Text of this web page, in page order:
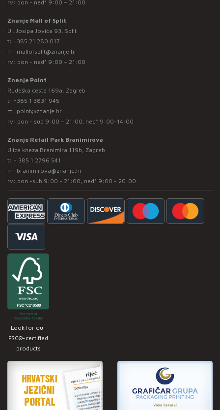
rv: pon - ned* 9:00 – 21:00
Znanje Mall of Split
Ul. Josipa Jovića 93, Split
t: +385 21 280 017
m: mallofsplit@znanje.hr
rv: pon - ned* 9:00 – 21:00
Znanje Point
Rudeška cesta 169a, Zagreb
t: +385 1 3831 945
m: point@znanje.hr
rv: pon - sub 9:00 – 21:00; ned* 9:00-14:00
Znanje Retail Park Branimirova
Ulica kneza Branimira 119b, Zagreb
t: + 385 1 2796 541
m: branimirova@znanje.hr
rv: pon -sub 9:00 - 21:00, ned* 9:00 - 20:00
Look for our
FSC®-certified
products